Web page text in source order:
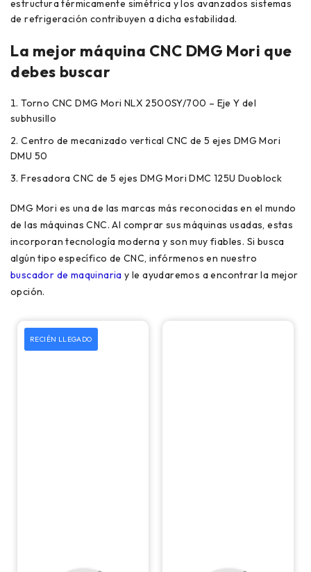
estructura térmicamente simétrica y los avanzados sistemas
de refrigeración contribuyen a dicha estabilidad.
La mejor máquina CNC DMG Mori que
debes buscar
Torno CNC DMG Mori NLX 2500SY/700 – Eje Y del
subhusillo
Centro de mecanizado vertical CNC de 5 ejes DMG Mori
DMU 50
Fresadora CNC de 5 ejes DMG Mori DMC 125U Duoblock
DMG Mori es una de las marcas más reconocidas en el mundo
de las máquinas CNC. Al comprar sus máquinas usadas, estas
incorporan tecnología moderna y son muy fiables. Si busca
algún tipo específico de CNC, infórmenos en nuestro
buscador de maquinaria y le ayudaremos a encontrar la mejor
opción.
RECIÉN LLEGADO